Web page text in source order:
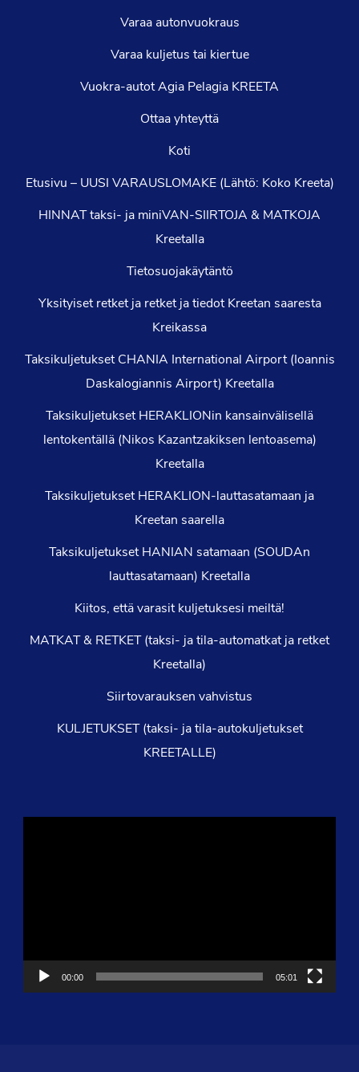
Varaa autonvuokraus
Varaa kuljetus tai kiertue
Vuokra-autot Agia Pelagia KREETA
Ottaa yhteyttä
Koti
Etusivu – UUSI VARAUSLOMAKE (Lähtö: Koko Kreeta)
HINNAT taksi- ja miniVAN-SIIRTOJA & MATKOJA
Kreetalla
Tietosuojakäytäntö
Yksityiset retket ja retket ja tiedot Kreetan saaresta
Kreikassa
Taksikuljetukset CHANIA International Airport (Ioannis
Daskalogiannis Airport) Kreetalla
Taksikuljetukset HERAKLIONin kansainvälisellä
lentokentällä (Nikos Kazantzakiksen lentoasema)
Kreetalla
Taksikuljetukset HERAKLION-lauttasatamaan ja
Kreetan saarella
Taksikuljetukset HANIAN satamaan (SOUDAn
lauttasatamaan) Kreetalla
Kiitos, että varasit kuljetuksesi meiltä!
MATKAT & RETKET (taksi- ja tila-automatkat ja retket
Kreetalla)
Siirtovarauksen vahvistus
KULJETUKSET (taksi- ja tila-autokuljetukset
KREETALLE)
00:00 05:01